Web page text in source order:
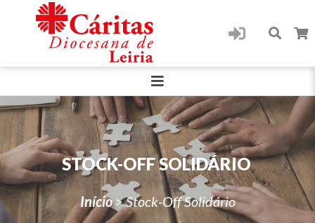
STOCK-OFF SOLIDÁRIO
Início>Stock-Off Solidário